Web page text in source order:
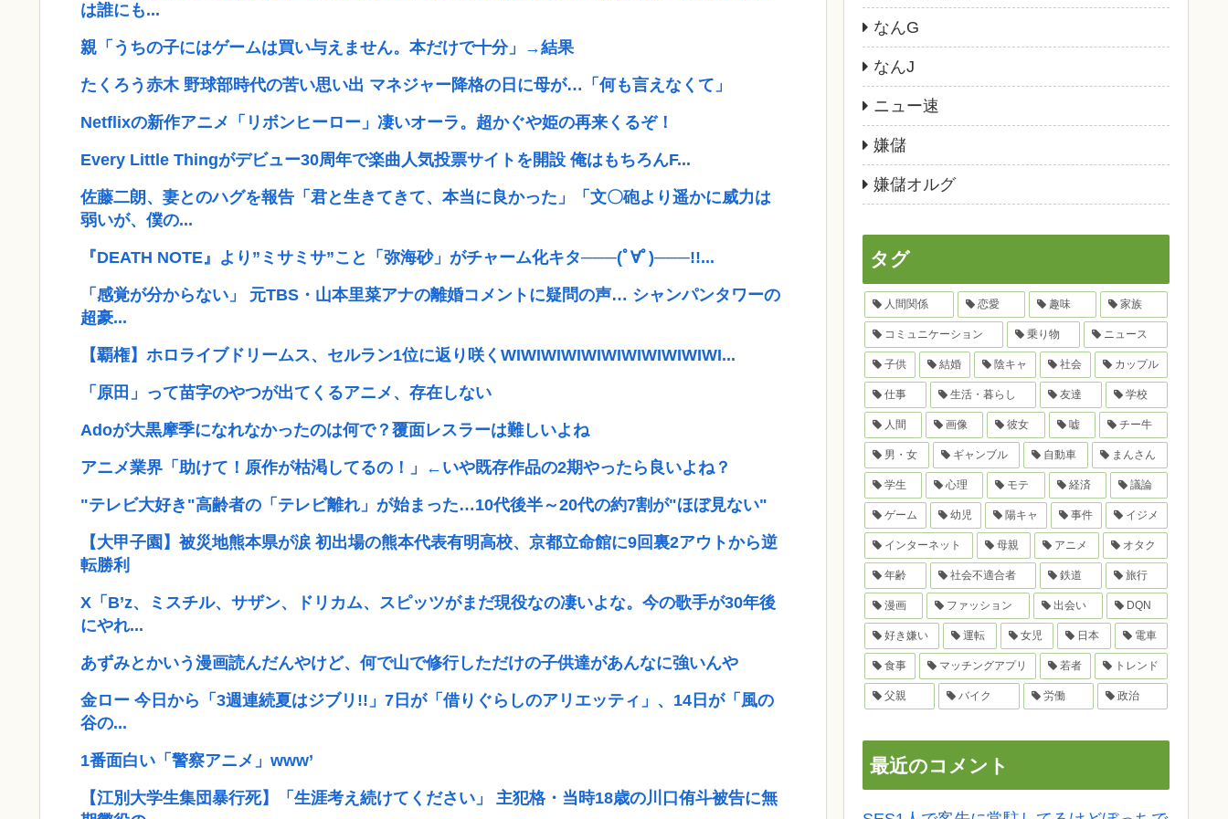
は誰にも...
親「うちの子にはゲームは買い与えません。本だけで十分」→結果
たくろう赤木 野球部時代の苦い思い出 マネジャー降格の日に母が…「何も言えなくて」
Netflixの新作アニメ「リボンヒーロー」凄いオーラ。超かぐや姫の再来くるぞ！
Every Little Thingがデビュー30周年で楽曲人気投票サイトを開設 俺はもちろんF...
佐藤二朗、妻とのハグを報告「君と生きてきて、本当に良かった」「文〇砲より遥かに威力は
弱いが、僕の...
『DEATH NOTE』より”ミサミサ”こと「弥海砂」がチャーム化キタ───(ﾟ∀ﾟ)───!!...
「感覚が分からない」 元TBS・山本里菜アナの離婚コメントに疑問の声… シャンパンタワーの
超豪...
【覇権】ホロライブドリームス、セルラン1位に返り咲くWIWIWIWIWIWIWIWIWIWIWI...
「原田」って苗字のやつが出てくるアニメ、存在しない
Adoが大黒摩季になれなかったのは何で？覆面レスラーは難しいよね
アニメ業界「助けて！原作が枯渇してるの！」←いや既存作品の2期やったら良いよね？
"テレビ大好き"高齢者の「テレビ離れ」が始まった…10代後半～20代の約7割が"ほぼ見ない"
【大甲子園】被災地熊本県が涙 初出場の熊本代表有明高校、京都立命館に9回裏2アウトから逆
転勝利
X「B’z、ミスチル、サザン、ドリカム、スピッツがまだ現役なの凄いよな。今の歌手が30年後
にやれ...
あずみとかいう漫画読んだんやけど、何で山で修行しただけの子供達があんなに強いんや
金ロー 今日から「3週連続夏はジブリ!!」7日が「借りぐらしのアリエッティ」、14日が「風の
谷の...
1番面白い「警察アニメ」www’
【江別大学生集団暴行死】「生涯考え続けてください」 主犯格・当時18歳の川口侑斗被告に無
なんG
なんJ
ニュー速
嫌儲
嫌儲オルグ
タグ
人間関係 恋愛 趣味 家族
コミュニケーション 乗り物 ニュース
子供 結婚 陰キャ 社会 カップル
仕事 生活・暮らし 友達 学校
人間 画像 彼女 嘘 チー牛
男・女 ギャンブル 自動車 まんさん
学生 心理 モテ 経済 議論
ゲーム 幼児 陽キャ 事件 イジメ
インターネット 母親 アニメ オタク
年齢 社会不適合者 鉄道 旅行
漫画 ファッション 出会い DQN
好き嫌い 運転 女児 日本 電車
食事 マッチングアプリ 若者 トレンド
父親 バイク 労働 政治
最近のコメント